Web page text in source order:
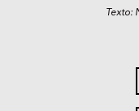
Texto: